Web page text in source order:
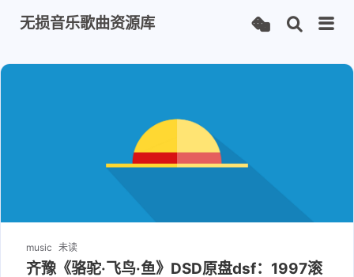
无损音乐歌曲资源库
music 未读
齐豫《骆驼·飞鸟·鱼》DSD原盘dsf：1997滚